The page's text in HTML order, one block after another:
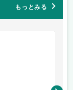
もっとみる